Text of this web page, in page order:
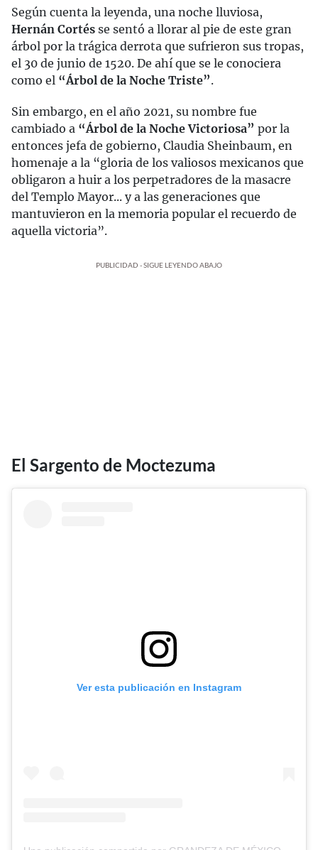
Según cuenta la leyenda, una noche lluviosa,
Hernán Cortés se sentó a llorar al pie de este gran
árbol por la trágica derrota que sufrieron sus tropas,
el 30 de junio de 1520. De ahí que se le conociera
como el “Árbol de la Noche Triste”.
Sin embargo, en el año 2021, su nombre fue
cambiado a “Árbol de la Noche Victoriosa” por la
entonces jefa de gobierno, Claudia Sheinbaum, en
homenaje a la “gloria de los valiosos mexicanos que
obligaron a huir a los perpetradores de la masacre
del Templo Mayor... y a las generaciones que
mantuvieron en la memoria popular el recuerdo de
aquella victoria”.
PUBLICIDAD - SIGUE LEYENDO ABAJO
El Sargento de Moctezuma
Ver esta publicación en Instagram